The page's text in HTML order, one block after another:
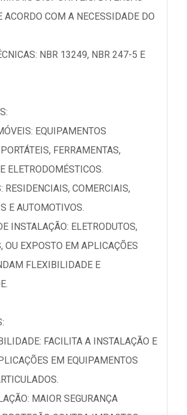
ACORDO COM A NECESSIDADE DO
NBR 13249, NBR 247-5 E
EQUIPAMENTOS
FERRAMENTAS,
ELETRODOMÉSTICOS.
RESIDENCIAIS, COMERCIAIS,
E AUTOMOTIVOS.
INSTALAÇÃO: ELETRODUTOS,
OU EXPOSTO EM APLICAÇÕES
FLEXIBILIDADE E
FACILITA A INSTALAÇÃO E
EM EQUIPAMENTOS
MAIOR SEGURANÇA